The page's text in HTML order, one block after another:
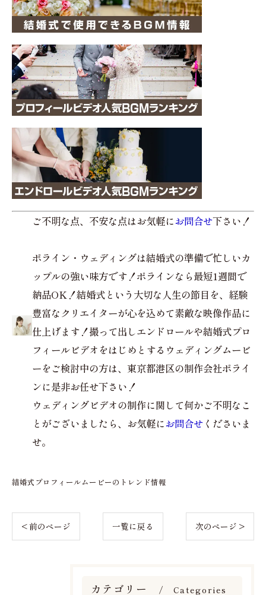
ご不明な点、不安な点はお気軽にお問合せ下さい！
ポライン・ウェディングは結婚式の準備で忙しいカ
ップルの強い味方です！ポラインなら最短1週間で
納品OK！結婚式という大切な人生の節目を、経験
豊富なクリエイターが心を込めて素敵な映像作品に
仕上げます！撮って出しエンドロールや結婚式プロ
フィールビデオをはじめとするウェディングムービ
ーをご検討中の方は、東京都港区の制作会社ポライ
ンに是非お任せ下さい！
ウェディングビデオの制作に関して何かご不明なこ
とがございましたら、お気軽にお問合せ くださいま
せ。
結婚式プロフィールムービーのトレンド情報
< 前のページ 一覧に戻る 次のページ >
カテゴリー Categories